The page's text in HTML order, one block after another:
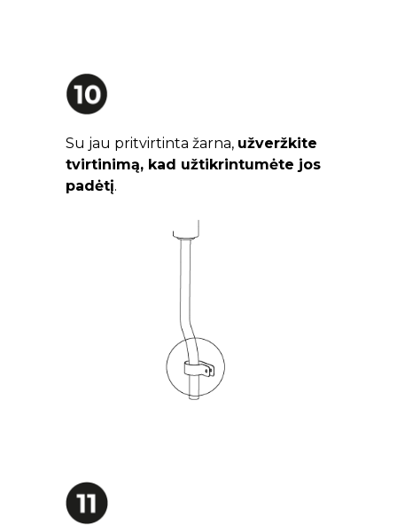
Su jau pritvirtinta žarna, užveržkite
tvirtinimą, kad užtikrintumėte jos
padėtį.